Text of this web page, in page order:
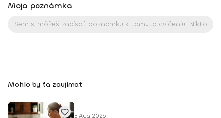
príjmu potravy – a dnes túto premenu odovzdávam ďalej
vlastnú vzdelávaciu platformu - Akadémiu Barbary Svieženej,
a viacero výcvikov v NLP (Praktikant aj Master) Výcviky v
autorka vzdelávacích kurzov a programov v oblasti výživy
Moja poznámka
Mohlo by ťa zaujímať
5 Aug 2026